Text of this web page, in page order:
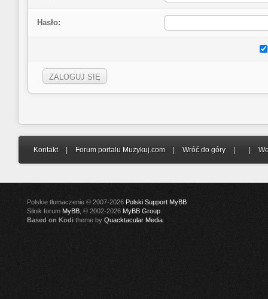
Hasło:
Kontakt Forum portalu Muzykuj.com Wróć do góry
Polskie tłumaczenie © 2007-2026 Polski Support MyBB
Silnik forum MyBB , © 2002-2026 MyBB Group
Based on Kodi theme by Quacktacular Media